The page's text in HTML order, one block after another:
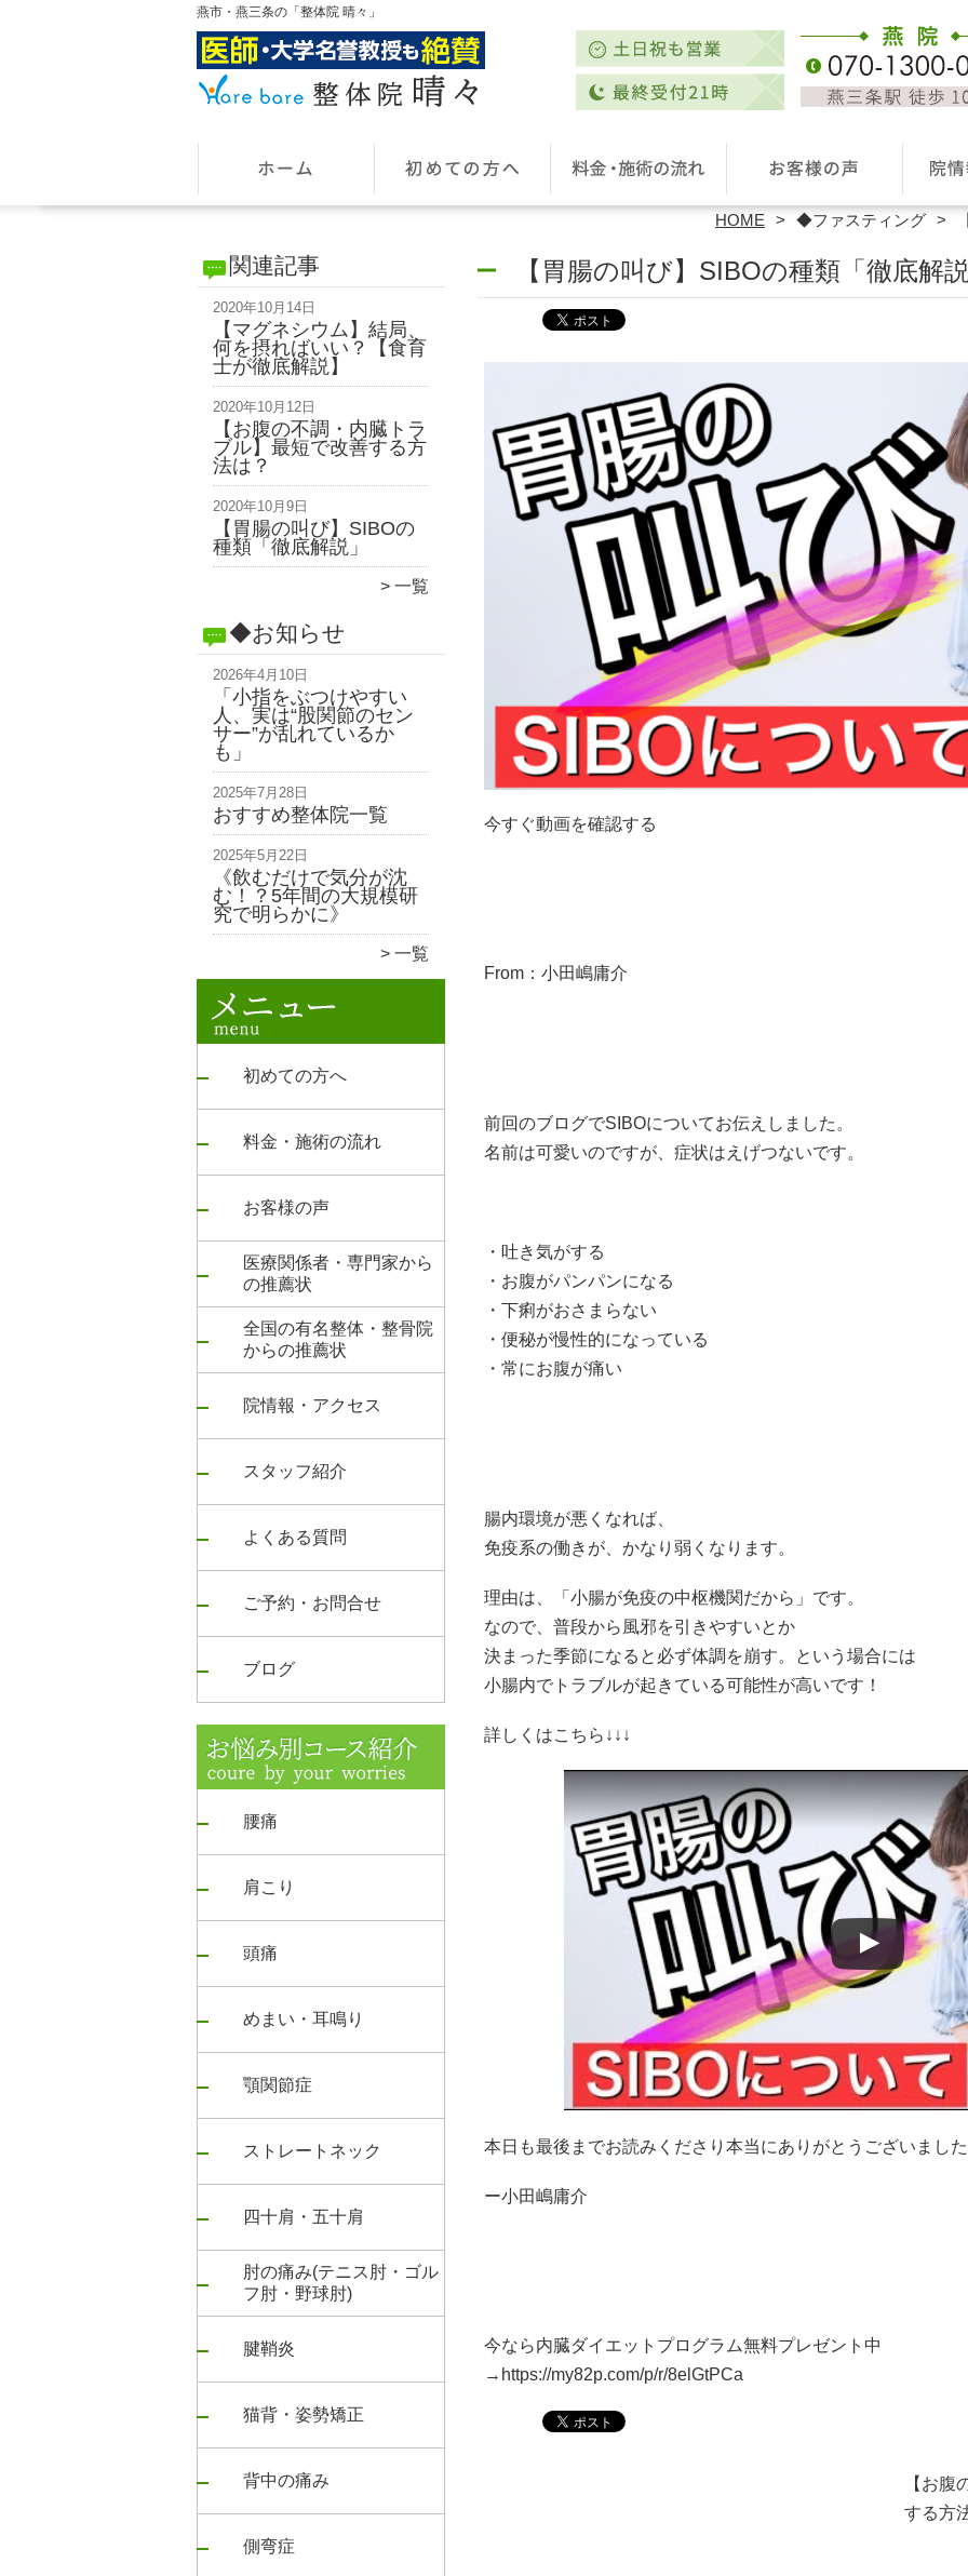
燕市・燕三条の「整体院 晴々」
HOME ◆ファスティング
関連記事
2020年10月14日
【マグネシウム】結局、
何を摂ればいい？【食育
士が徹底解説】
2020年10月12日
【お腹の不調・内臓トラ
ブル】最短で改善する方
法は？
2020年10月9日
【胃腸の叫び】SIBOの
種類「徹底解説」
一覧
◆お知らせ
2026年4月10日
「小指をぶつけやすい
人、実は“股関節のセン
サー”が乱れているか
も」
2025年7月28日
おすすめ整体院一覧
2025年5月22日
《飲むだけで気分が沈
む！？5年間の大規模研
究で明らかに》
一覧
初めての方へ
料金・施術の流れ
お客様の声
医療関係者・専門家から
の推薦状
全国の有名整体・整骨院
からの推薦状
院情報・アクセス
スタッフ紹介
よくある質問
ご予約・お問合せ
ブログ
腰痛
肩こり
頭痛
めまい・耳鳴り
顎関節症
ストレートネック
四十肩・五十肩
肘の痛み(テニス肘・ゴル
フ肘・野球肘)
腱鞘炎
猫背・姿勢矯正
背中の痛み
側弯症
【胃腸の叫び】SIBOの種類「徹底解
今すぐ動画を確認する
From：小田嶋庸介
前回のブログでSIBOについてお伝えしました。
名前は可愛いのですが、症状はえげつないです。
・吐き気がする
・お腹がパンパンになる
・下痢がおさまらない
・便秘が慢性的になっている
・常にお腹が痛い
腸内環境が悪くなれば、
免疫系の働きが、かなり弱くなります。
理由は、「小腸が免疫の中枢機関だから」です。
なので、普段から風邪を引きやすいとか
決まった季節になると必ず体調を崩す。という場合には
小腸内でトラブルが起きている可能性が高いです！
詳しくはこちら↓↓↓
Watch this video on YouTube
本日も最後までお読みくださり本当にありがとうございまし
ー小田嶋庸介
今なら内臓ダイエットプログラム無料プレゼント中
→https://my82p.com/p/r/8elGtPCa
【お腹
する方